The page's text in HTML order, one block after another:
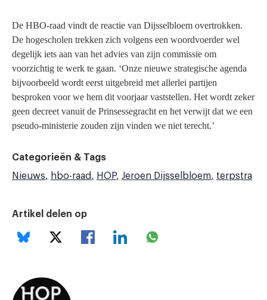
De HBO-raad vindt de reactie van Dijsselbloem overtrokken.
De hogescholen trekken zich volgens een woordvoerder wel
degelijk iets aan van het advies van zijn commissie om
voorzichtig te werk te gaan. ‘Onze nieuwe strategische agenda
bijvoorbeeld wordt eerst uitgebreid met allerlei partijen
besproken voor we hem dit voorjaar vaststellen. Het wordt zeker
geen decreet vanuit de Prinsessegracht en het verwijt dat we een
pseudo-ministerie zouden zijn vinden we niet terecht.’
Categorieën & Tags
Nieuws
hbo-raad HOP Jeroen Dijsselbloem terpstra
Artikel delen op